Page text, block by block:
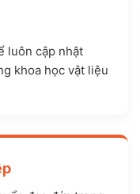
luôn cập nhật
khoa học vật liệu